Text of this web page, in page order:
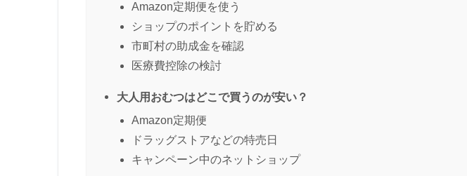
Amazon定期便を使う
ショップのポイントを貯める
市町村の助成金を確認
医療費控除の検討
大人用おむつはどこで買うのが安い？
Amazon定期便
ドラッグストアなどの特売日
キャンペーン中のネットショップ